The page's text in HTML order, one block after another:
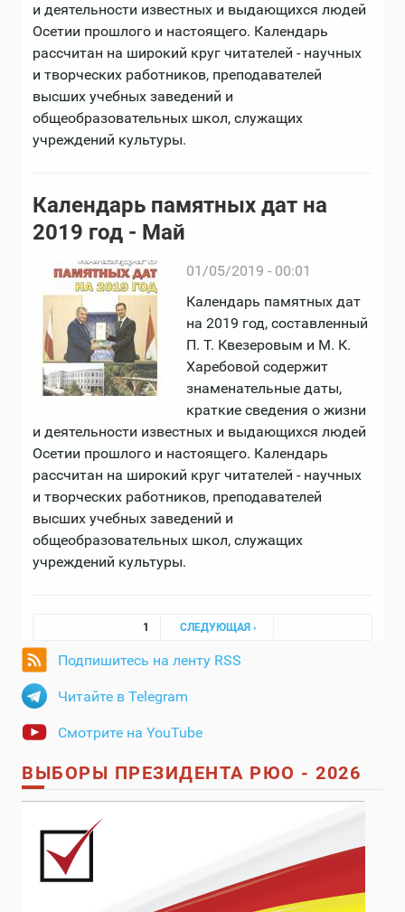
и деятельности известных и выдающихся людей
Осетии прошлого и настоящего. Календарь
рассчитан на широкий круг читателей - научных
и творческих работников, преподавателей
высших учебных заведений и
общеобразовательных школ, служащих
учреждений культуры.
Календарь памятных дат на
2019 год - Май
01/05/2019 - 00:01
Календарь памятных дат
на 2019 год, составленный
П. Т. Квезеровым и М. К.
Харебовой содержит
знаменательные даты,
краткие сведения о жизни
и деятельности известных и выдающихся людей
Осетии прошлого и настоящего. Календарь
рассчитан на широкий круг читателей - научных
и творческих работников, преподавателей
высших учебных заведений и
общеобразовательных школ, служащих
учреждений культуры.
Страницы
1 СЛЕДУЮЩАЯ ›
Подпишитесь на ленту RSS
Читайте в Telegram
Смотрите на YouTube
ВЫБОРЫ ПРЕЗИДЕНТА РЮО - 2026